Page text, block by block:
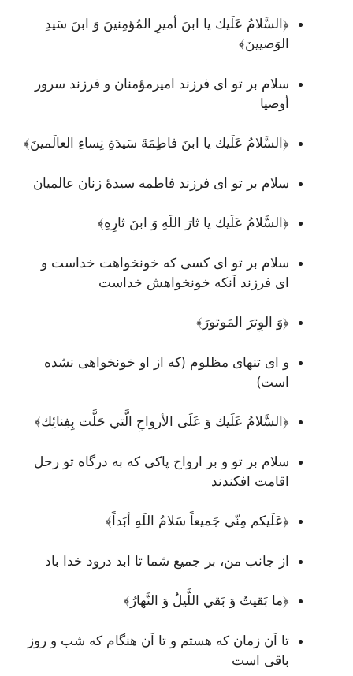
﴿السَّلامُ عَلَيك يا ابنَ أميرِ المُؤمِنينَ وَ ابنَ سَيدِ
الوَصيينَ﴾
سلام بر تو ای فرزند امیرمؤمنان و فرزند سرور
أوصیا
﴿السَّلامُ عَلَيك يا ابنَ فاطِمَةَ سَيدَةِ نِساءِ العالَمينَ﴾
سلام بر تو ای فرزند فاطمه سیدۀ زنان عالمیان
﴿السَّلامُ عَلَيك يا ثارَ اللَهِ وَ ابنَ ثارِهِ﴾
سلام بر تو ای کسی که خونخواهت خداست و
ای فرزند آنکه خونخواهش خداست
﴿وَ الوِترَ المَوتورَ﴾
و ای تنهای مظلوم (که از او خونخواهی نشده
است)
﴿السَّلامُ عَلَيك وَ عَلَى الأرواحِ الَّتي حَلَّت بِفِنائِك﴾
سلام بر تو و بر ارواح پاکی که به درگاه تو رحل
اقامت افکندند
﴿عَلَيكم مِنّي جَميعاً سَلامُ اللَهِ أبَداً﴾
از جانب من، بر جمیع شما تا ابد درود خدا باد
﴿ما بَقيتُ وَ بَقي اللَّيلُ وَ النَّهارُ﴾
تا آن زمان که هستم و تا آن هنگام که شب و روز
باقی است